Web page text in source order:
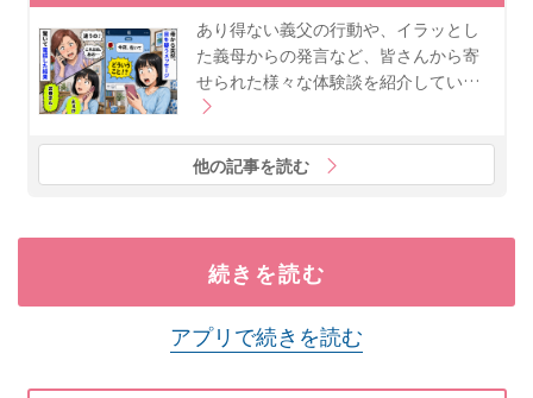
あり得ない義父の行動や、イラッとし
た義母からの発言など、皆さんから寄
せられた様々な体験談を紹介してい…
他の記事を読む
続きを読む
アプリで続きを読む